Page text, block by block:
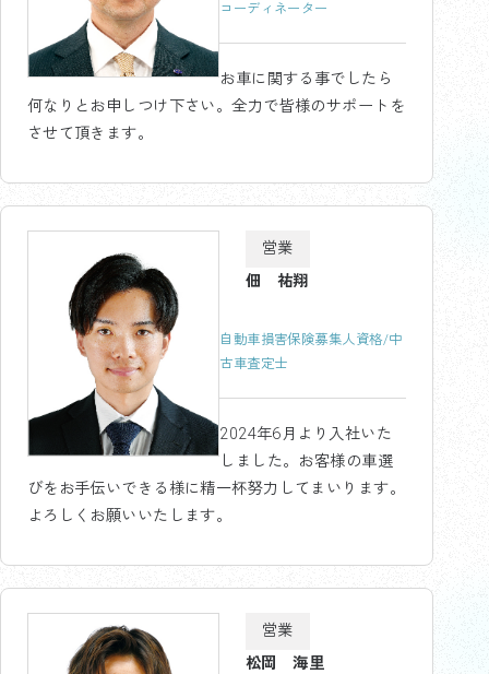
コーディネーター
お車に関する事でしたら
何なりとお申しつけ下さい。全力で皆様のサポートを
させて頂きます。
営業
佃 祐翔
自動車損害保険募集人資格/中
古車査定士
2024年6月より入社いた
しました。お客様の車選
びをお手伝いできる様に精一杯努力してまいります。
よろしくお願いいたします。
営業
松岡 海里